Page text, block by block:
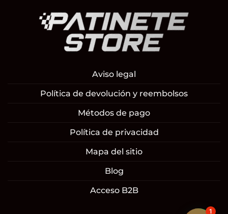
Aviso legal
Política de devolución y reembolsos
Métodos de pago
Política de privacidad
Mapa del sitio
Blog
Acceso B2B
1